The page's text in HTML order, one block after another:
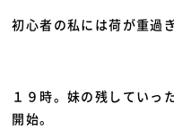
初心者の私には荷が重過
１９時。妹の残していっ
開始。